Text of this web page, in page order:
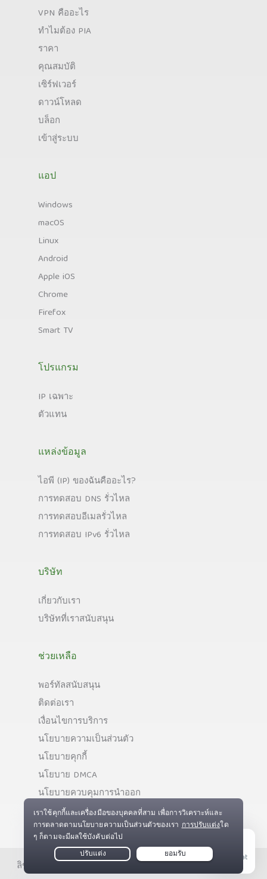
VPN คืออะไร
ทำไมต้อง PIA
ราคา
คุณสมบัติ
เซิร์ฟเวอร์
ดาวน์โหลด
บล็อก
เข้าสู่ระบบ
แอป
Windows
macOS
Linux
Android
Apple iOS
Chrome
Firefox
Smart TV
โปรแกรม
IP เฉพาะ
ตัวแทน
แหล่งข้อมูล
ไอพี (IP) ของฉันคืออะไร?
การทดสอบ DNS รั่วไหล
การทดสอบอีเมลรั่วไหล
การทดสอบ IPv6 รั่วไหล
บริษัท
เกี่ยวกับเรา
บริษัทที่เราสนับสนุน
ช่วยเหลือ
พอร์ทัลสนับสนุน
ติดต่อเรา
เงื่อนไขการบริการ
นโยบายความเป็นส่วนตัว
นโยบายคุกกี้
นโยบาย DMCA
นโยบายควบคุมการนำออก
ลิขสิทธิ์ © Private Internet Access, Inc. สงวนลิขสิทธิ์
Live Chat